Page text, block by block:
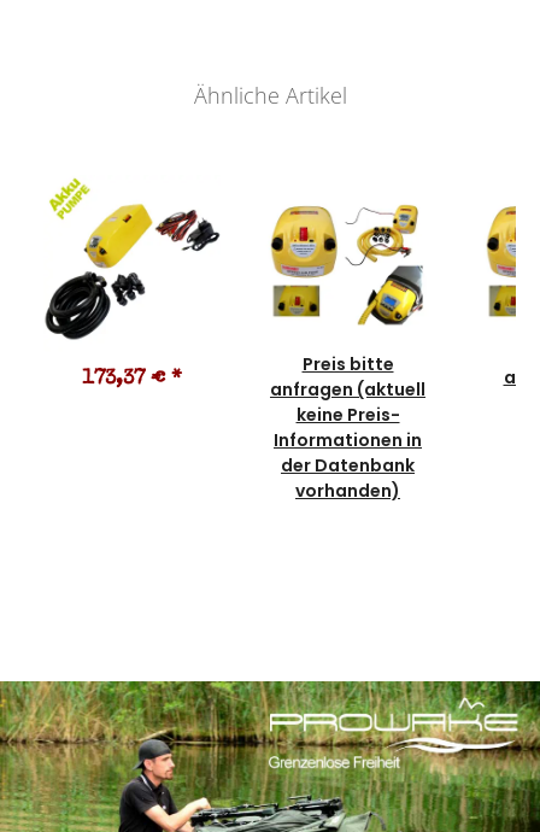
Ähnliche Artikel
173,37 € *
Preis bitte
anfragen (aktuell
keine Preis-
Informationen in
der Datenbank
vorhanden)
ab